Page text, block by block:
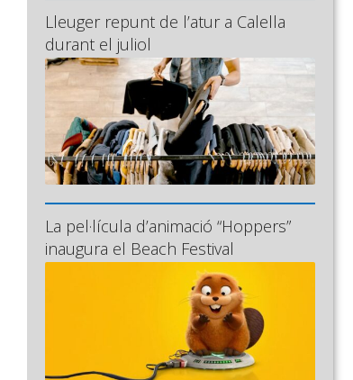
Lleuger repunt de l’atur a Calella
durant el juliol
La pel·lícula d’animació “Hoppers”
inaugura el Beach Festival